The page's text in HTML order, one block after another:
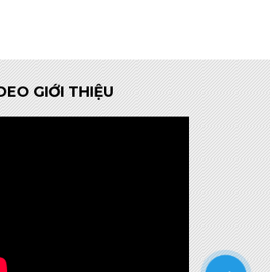
GIỚI THIỆU